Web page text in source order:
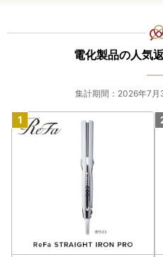
電化製品の人気
集計期間：2026年7